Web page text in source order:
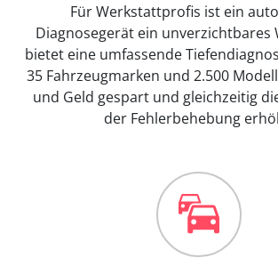
Für Werkstattprofis ist ein
Diagnosegerät ein unverzichtbares
bietet eine umfassende
35 Fahrzeugmarken und 2.500
und Geld gespart und gleichzeitig
der Fehlerbehebung